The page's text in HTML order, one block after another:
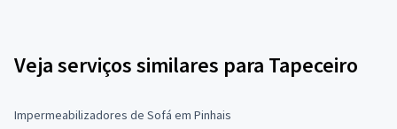
Veja serviços similares para Tapeceiro
Impermeabilizadores de Sofá em Pinhais